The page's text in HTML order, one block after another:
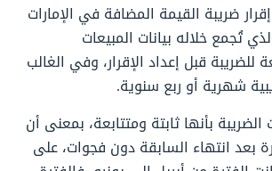
ضريبة القيمة المضافة في الإمارات
تُجمع خلاله بيانات المبيعات
للضريبة قبل إعداد الإقرار، وفي الغالب
شهرية أو ربع سنوية.
بأنها ثابتة ومتتابعة، بمعنى أن
بعد انتهاء السابقة دون فجوات، على